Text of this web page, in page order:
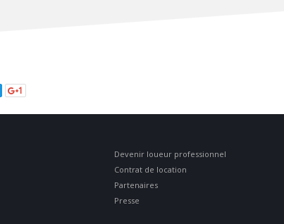
1
Devenir loueur professionnel
Contrat de location
Partenaires
Presse